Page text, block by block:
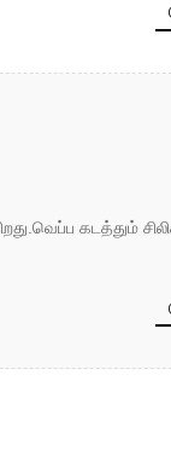
கடத்தும்